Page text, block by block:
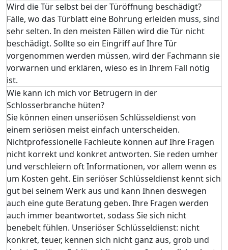
Wird die Tür selbst bei der Türöffnung beschädigt?
Fälle, wo das Türblatt eine Bohrung erleiden muss, sind
sehr selten. In den meisten Fällen wird die Tür nicht
beschädigt. Sollte so ein Eingriff auf Ihre Tür
vorgenommen werden müssen, wird der Fachmann sie
vorwarnen und erklären, wieso es in Ihrem Fall nötig
ist.
Wie kann ich mich vor Betrügern in der
Schlosserbranche hüten?
Sie können einen unseriösen Schlüsseldienst von
einem seriösen meist einfach unterscheiden.
Nichtprofessionelle Fachleute können auf Ihre Fragen
nicht korrekt und konkret antworten. Sie reden umher
und verschleiern oft Informationen, vor allem wenn es
um Kosten geht. Ein seriöser Schlüsseldienst kennt sich
gut bei seinem Werk aus und kann Ihnen deswegen
auch eine gute Beratung geben. Ihre Fragen werden
auch immer beantwortet, sodass Sie sich nicht
benebelt fühlen. Unseriöser Schlüsseldienst: nicht
konkret, teuer, kennen sich nicht ganz aus, grob und